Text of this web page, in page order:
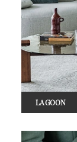
LAGOON